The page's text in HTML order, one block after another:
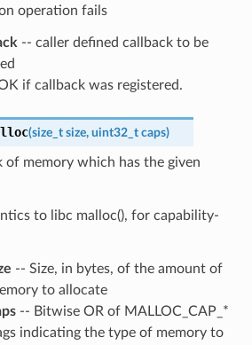
operation fails
-- caller defined callback to be
if callback was registered.
(size_t size, uint32_t caps)
of memory which has the given
to libc malloc(), for capability-
-- Size, in bytes, of the amount of
to allocate
-- Bitwise OR of MALLOC_CAP_*
indicating the type of memory to